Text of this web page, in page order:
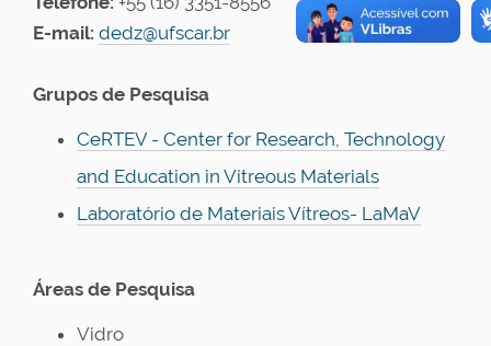
E-mail: dedz@ufscar.br
Grupos de Pesquisa
CeRTEV - Center for Research, Technology
and Education in Vitreous Materials
Laboratório de Materiais Vítreos- LaMaV
Áreas de Pesquisa
Vidro